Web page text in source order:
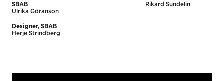
SBAB
Ulrika Göranson
Rikard Sundelin
Designer, SBAB
Herje Strindberg